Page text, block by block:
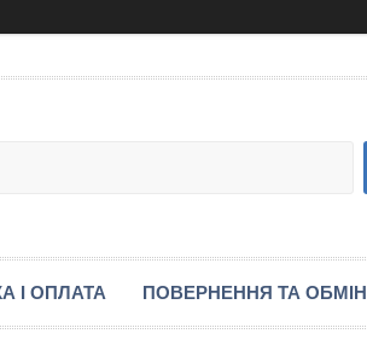
І ОПЛАТА ПОВЕРНЕННЯ ТА ОБМІН